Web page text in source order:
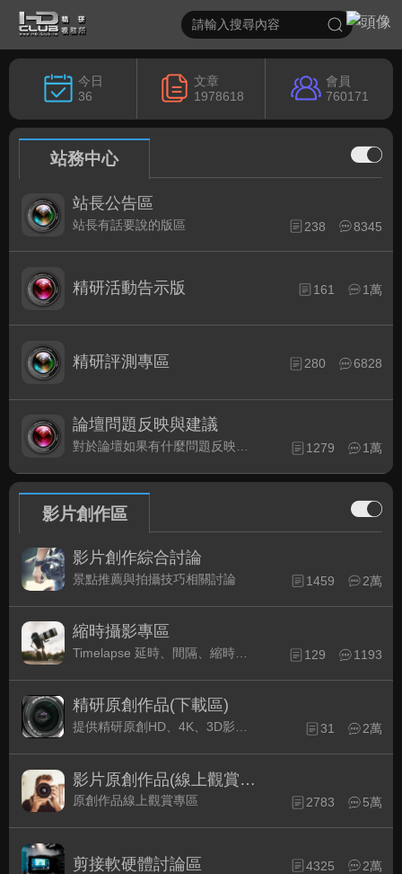
今日
36
文章
1978618
會員
760171
站務中心
站長公告區
站長有話要說的版區 238 8345
精研活動告示版 161 1萬
精研評測專區 280 6828
論壇問題反映與建議
對於論壇如果有什麼問題反映或是建議, 竭誠歡迎在這裡盡情發表 1279 1萬
影片創作區
影片創作綜合討論
景點推薦與拍攝技巧相關討論 1459 2萬
縮時攝影專區
129 1193
精研原創作品(下載區)
提供精研原創HD、4K、3D影片作品下載專區 31 2萬
影片原創作品(線上觀賞區)
原創作品線上觀賞專區 2783 5萬
剪接軟硬體討論區 4325 2萬